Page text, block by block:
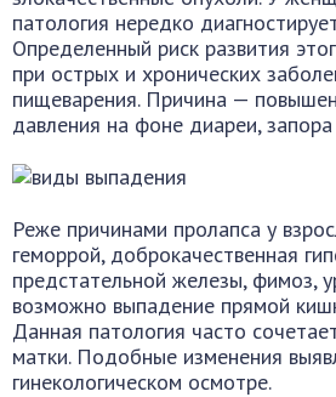
патология нередко
Определенный риск развития
при острых и хронических
пищеварения. Причина —
давления на фоне диареи, запора
Реже причинами пролапса у
геморрой, доброкачественная
предстательной железы, фимоз,
возможно выпадение прямой
Данная патология часто
матки. Подобные изменения
гинекологическом осмотре.